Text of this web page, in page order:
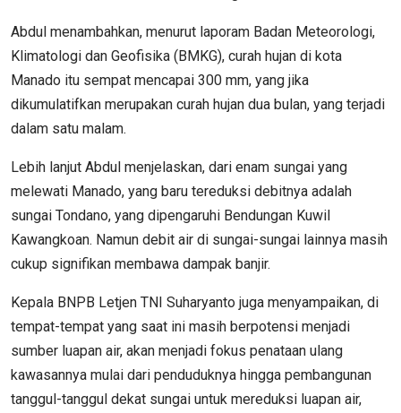
Abdul menambahkan, menurut laporam Badan Meteorologi,
Klimatologi dan Geofisika (BMKG), curah hujan di kota
Manado itu sempat mencapai 300 mm, yang jika
dikumulatifkan merupakan curah hujan dua bulan, yang terjadi
dalam satu malam.
Lebih lanjut Abdul menjelaskan, dari enam sungai yang
melewati Manado, yang baru tereduksi debitnya adalah
sungai Tondano, yang dipengaruhi Bendungan Kuwil
Kawangkoan. Namun debit air di sungai-sungai lainnya masih
cukup signifikan membawa dampak banjir.
Kepala BNPB Letjen TNI Suharyanto juga menyampaikan, di
tempat-tempat yang saat ini masih berpotensi menjadi
sumber luapan air, akan menjadi fokus penataan ulang
kawasannya mulai dari penduduknya hingga pembangunan
tanggul-tanggul dekat sungai untuk mereduksi luapan air,